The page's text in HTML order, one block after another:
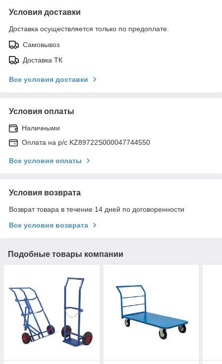
Условия доставки
Доставка осуществляется только по предоплате.
Самовывоз
Доставка ТК
Все условия доставки
Условия оплаты
Наличными
Оплата на р/с KZ89722S000047744550
Все условия оплаты
Условия возврата
Возврат товара в течение 14 дней по договоренности
Все условия возврата
Подобные товары компании